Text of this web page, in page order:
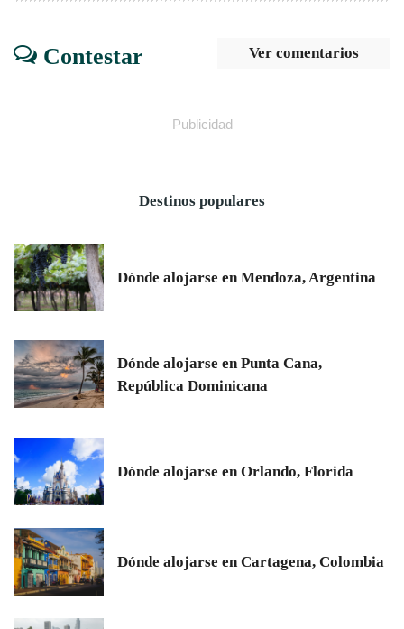
Contestar Ver comentarios
– Publicidad –
Destinos populares
Dónde alojarse en Mendoza, Argentina
Dónde alojarse en Punta Cana,
República Dominicana
Dónde alojarse en Orlando, Florida
Dónde alojarse en Cartagena, Colombia